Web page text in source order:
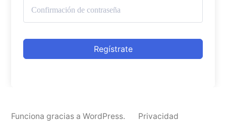
Regístrate
Funciona gracias a WordPress. Privacidad